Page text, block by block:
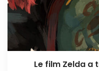
Le film Zelda a